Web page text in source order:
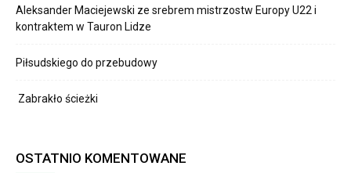
Aleksander Maciejewski ze srebrem mistrzostw Europy U22 i
kontraktem w Tauron Lidze
Piłsudskiego do przebudowy
Zabrakło ścieżki
OSTATNIO KOMENTOWANE